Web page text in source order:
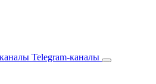
Telegram-каналы